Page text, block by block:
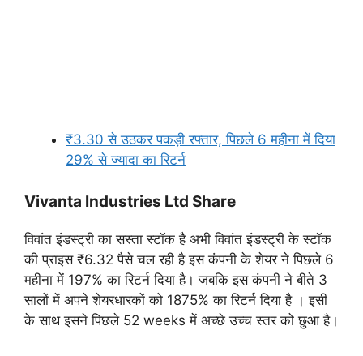
₹3.30 से उठकर पकड़ी रफ्तार, पिछले 6 महीना में दिया
29% से ज्यादा का रिटर्न
Vivanta Industries Ltd Share
विवांत इंडस्ट्री का सस्ता स्टॉक है अभी विवांत इंडस्ट्री के स्टॉक
की प्राइस ₹6.32 पैसे चल रही है इस कंपनी के शेयर ने पिछले 6
महीना में 197% का रिटर्न दिया है। जबकि इस कंपनी ने बीते 3
सालों में अपने शेयरधारकों को 1875% का रिटर्न दिया है । इसी
के साथ इसने पिछले 52 weeks में अच्छे उच्च स्तर को छुआ है।